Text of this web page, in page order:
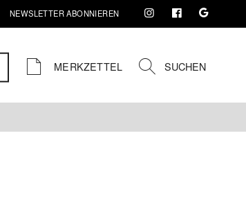
NEWSLETTER ABONNIEREN
MERKZETTEL SUCHEN